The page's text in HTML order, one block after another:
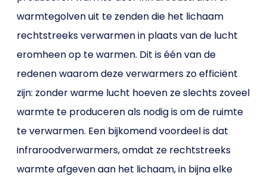
warmtegolven uit te zenden die het lichaam
rechtstreeks verwarmen in plaats van de lucht
eromheen op te warmen. Dit is één van de
redenen waarom deze verwarmers zo efficiënt
zijn: zonder warme lucht hoeven ze slechts zoveel
warmte te produceren als nodig is om de ruimte
te verwarmen. Een bijkomend voordeel is dat
infraroodverwarmers, omdat ze rechtstreeks
warmte afgeven aan het lichaam, in bijna elke